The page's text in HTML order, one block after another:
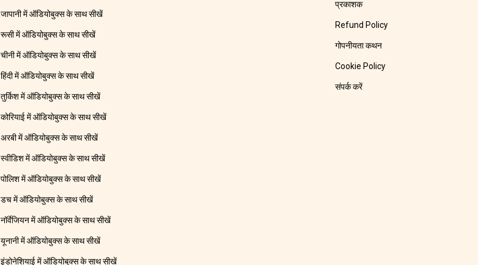
जापानी में ऑडियोबुक्स के साथ सीखें
रूसी में ऑडियोबुक्स के साथ सीखें
चीनी में ऑडियोबुक्स के साथ सीखें
हिंदी में ऑडियोबुक्स के साथ सीखें
तुर्किश में ऑडियोबुक्स के साथ सीखें
कोरियाई में ऑडियोबुक्स के साथ सीखें
अरबी में ऑडियोबुक्स के साथ सीखें
स्वीडिश में ऑडियोबुक्स के साथ सीखें
पोलिश में ऑडियोबुक्स के साथ सीखें
डच में ऑडियोबुक्स के साथ सीखें
नॉर्वेजियन में ऑडियोबुक्स के साथ सीखें
यूनानी में ऑडियोबुक्स के साथ सीखें
इंडोनेशियाई में ऑडियोबुक्स के साथ सीखें
प्रकाशक
Refund Policy
गोपनीयता कथन
Cookie Policy
संपर्क करें